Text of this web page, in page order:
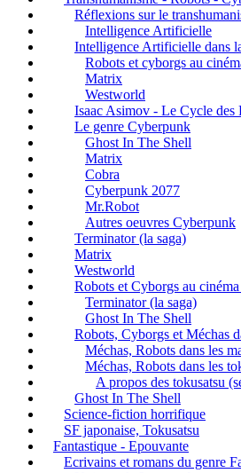
Réflexions sur le
Intelligence Artificielle
Intelligence Artificielle dans
Robots et cyborgs au
Matrix
Westworld
Isaac Asimov - Le Cycle des
Le genre Cyberpunk
Ghost In The Shell
Matrix
Cobra
Cyberpunk 2077
Mr.Robot
Autres oeuvres Cyberpunk
Terminator (la saga)
Matrix
Westworld
Robots et Cyborgs au
Terminator (la saga)
Ghost In The Shell
Robots, Cyborgs et Méchas
Méchas, Robots dans les
Méchas, Robots dans les
A propos des tokusatsu
Ghost In The Shell
Science-fiction horrifique
SF japonaise, Tokusatsu
Fantastique - Epouvante
Ecrivains et romans du genre